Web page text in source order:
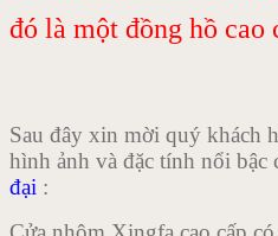
đó là một đồng hồ cao
Sau đây xin mời quý khách
hình ảnh và đặc tính nổi bậc
đại :